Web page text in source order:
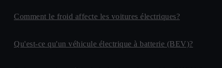
Comment le froid affecte les voitures électriques?
Qu'est-ce qu'un véhicule électrique à batterie (BEV)?